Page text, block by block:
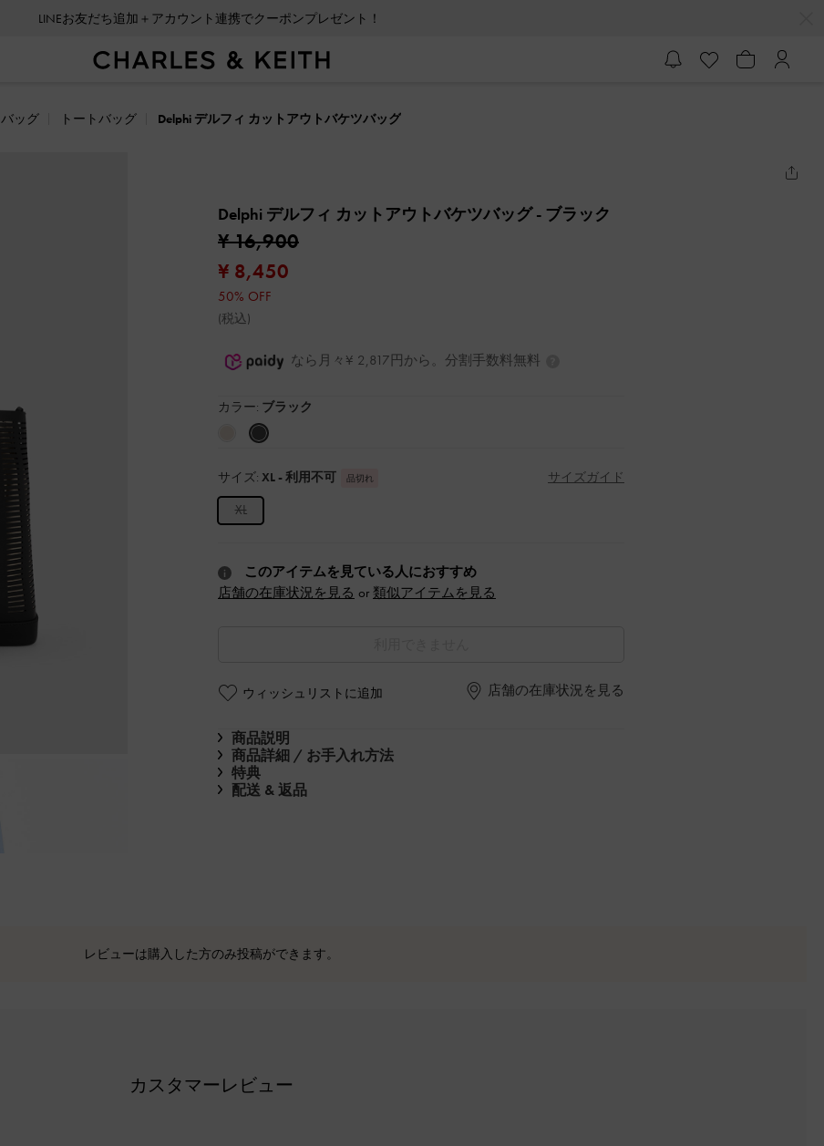
LINEお友だち追加＋アカウント連携でクーポンプレゼント！
バッグ トートバッグ Delphi デルフィ カットアウトバケツバッグ
Delphi デルフィ カットアウトバケツバッグ- ブラック
¥ 16,900
¥ 8,450
50% OFF
(税込)
なら月々¥ 2,817円から。分割手数料無料
カラー: ブラック
サイズ: XL - 利用不可 品切れ サイズガイド
XL
このアイテムを見ている人におすすめ
店舗の在庫状況を見る or 類似アイテムを見る
ウィッシュリストに追加 店舗の在庫状況を見る
商品説明
商品詳細 / お手入れ方法
特典
配送 & 返品
レビューは購入した方のみ投稿ができます。
カスタマーレビュー